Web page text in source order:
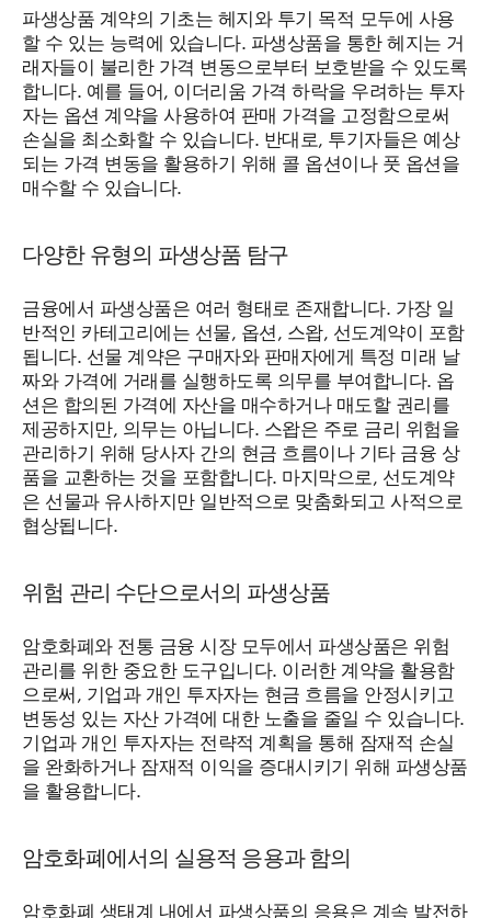
파생상품 계약의 기초는 헤지와 투기 목적 모두에 사용
할 수 있는 능력에 있습니다. 파생상품을 통한 헤지는 거
래자들이 불리한 가격 변동으로부터 보호받을 수 있도록
합니다. 예를 들어, 이더리움 가격 하락을 우려하는 투자
자는 옵션 계약을 사용하여 판매 가격을 고정함으로써
손실을 최소화할 수 있습니다. 반대로, 투기자들은 예상
되는 가격 변동을 활용하기 위해 콜 옵션이나 풋 옵션을
매수할 수 있습니다.
다양한 유형의 파생상품 탐구
금융에서 파생상품은 여러 형태로 존재합니다. 가장 일
반적인 카테고리에는 선물, 옵션, 스왑, 선도계약이 포함
됩니다. 선물 계약은 구매자와 판매자에게 특정 미래 날
짜와 가격에 거래를 실행하도록 의무를 부여합니다. 옵
션은 합의된 가격에 자산을 매수하거나 매도할 권리를
제공하지만, 의무는 아닙니다. 스왑은 주로 금리 위험을
관리하기 위해 당사자 간의 현금 흐름이나 기타 금융 상
품을 교환하는 것을 포함합니다. 마지막으로, 선도계약
은 선물과 유사하지만 일반적으로 맞춤화되고 사적으로
협상됩니다.
위험 관리 수단으로서의 파생상품
암호화폐와 전통 금융 시장 모두에서 파생상품은 위험
관리를 위한 중요한 도구입니다. 이러한 계약을 활용함
으로써, 기업과 개인 투자자는 현금 흐름을 안정시키고
변동성 있는 자산 가격에 대한 노출을 줄일 수 있습니다.
기업과 개인 투자자는 전략적 계획을 통해 잠재적 손실
을 완화하거나 잠재적 이익을 증대시키기 위해 파생상품
을 활용합니다.
암호화폐에서의 실용적 응용과 함의
암호화폐 생태계 내에서 파생상품의 응용은 계속 발전하